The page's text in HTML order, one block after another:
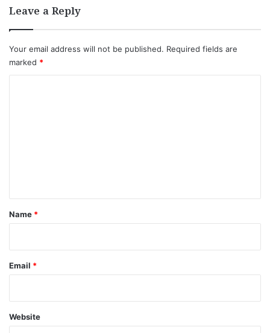
Leave a Reply
Your email address will not be published. Required fields are
marked *
*
Name *
Email *
Website